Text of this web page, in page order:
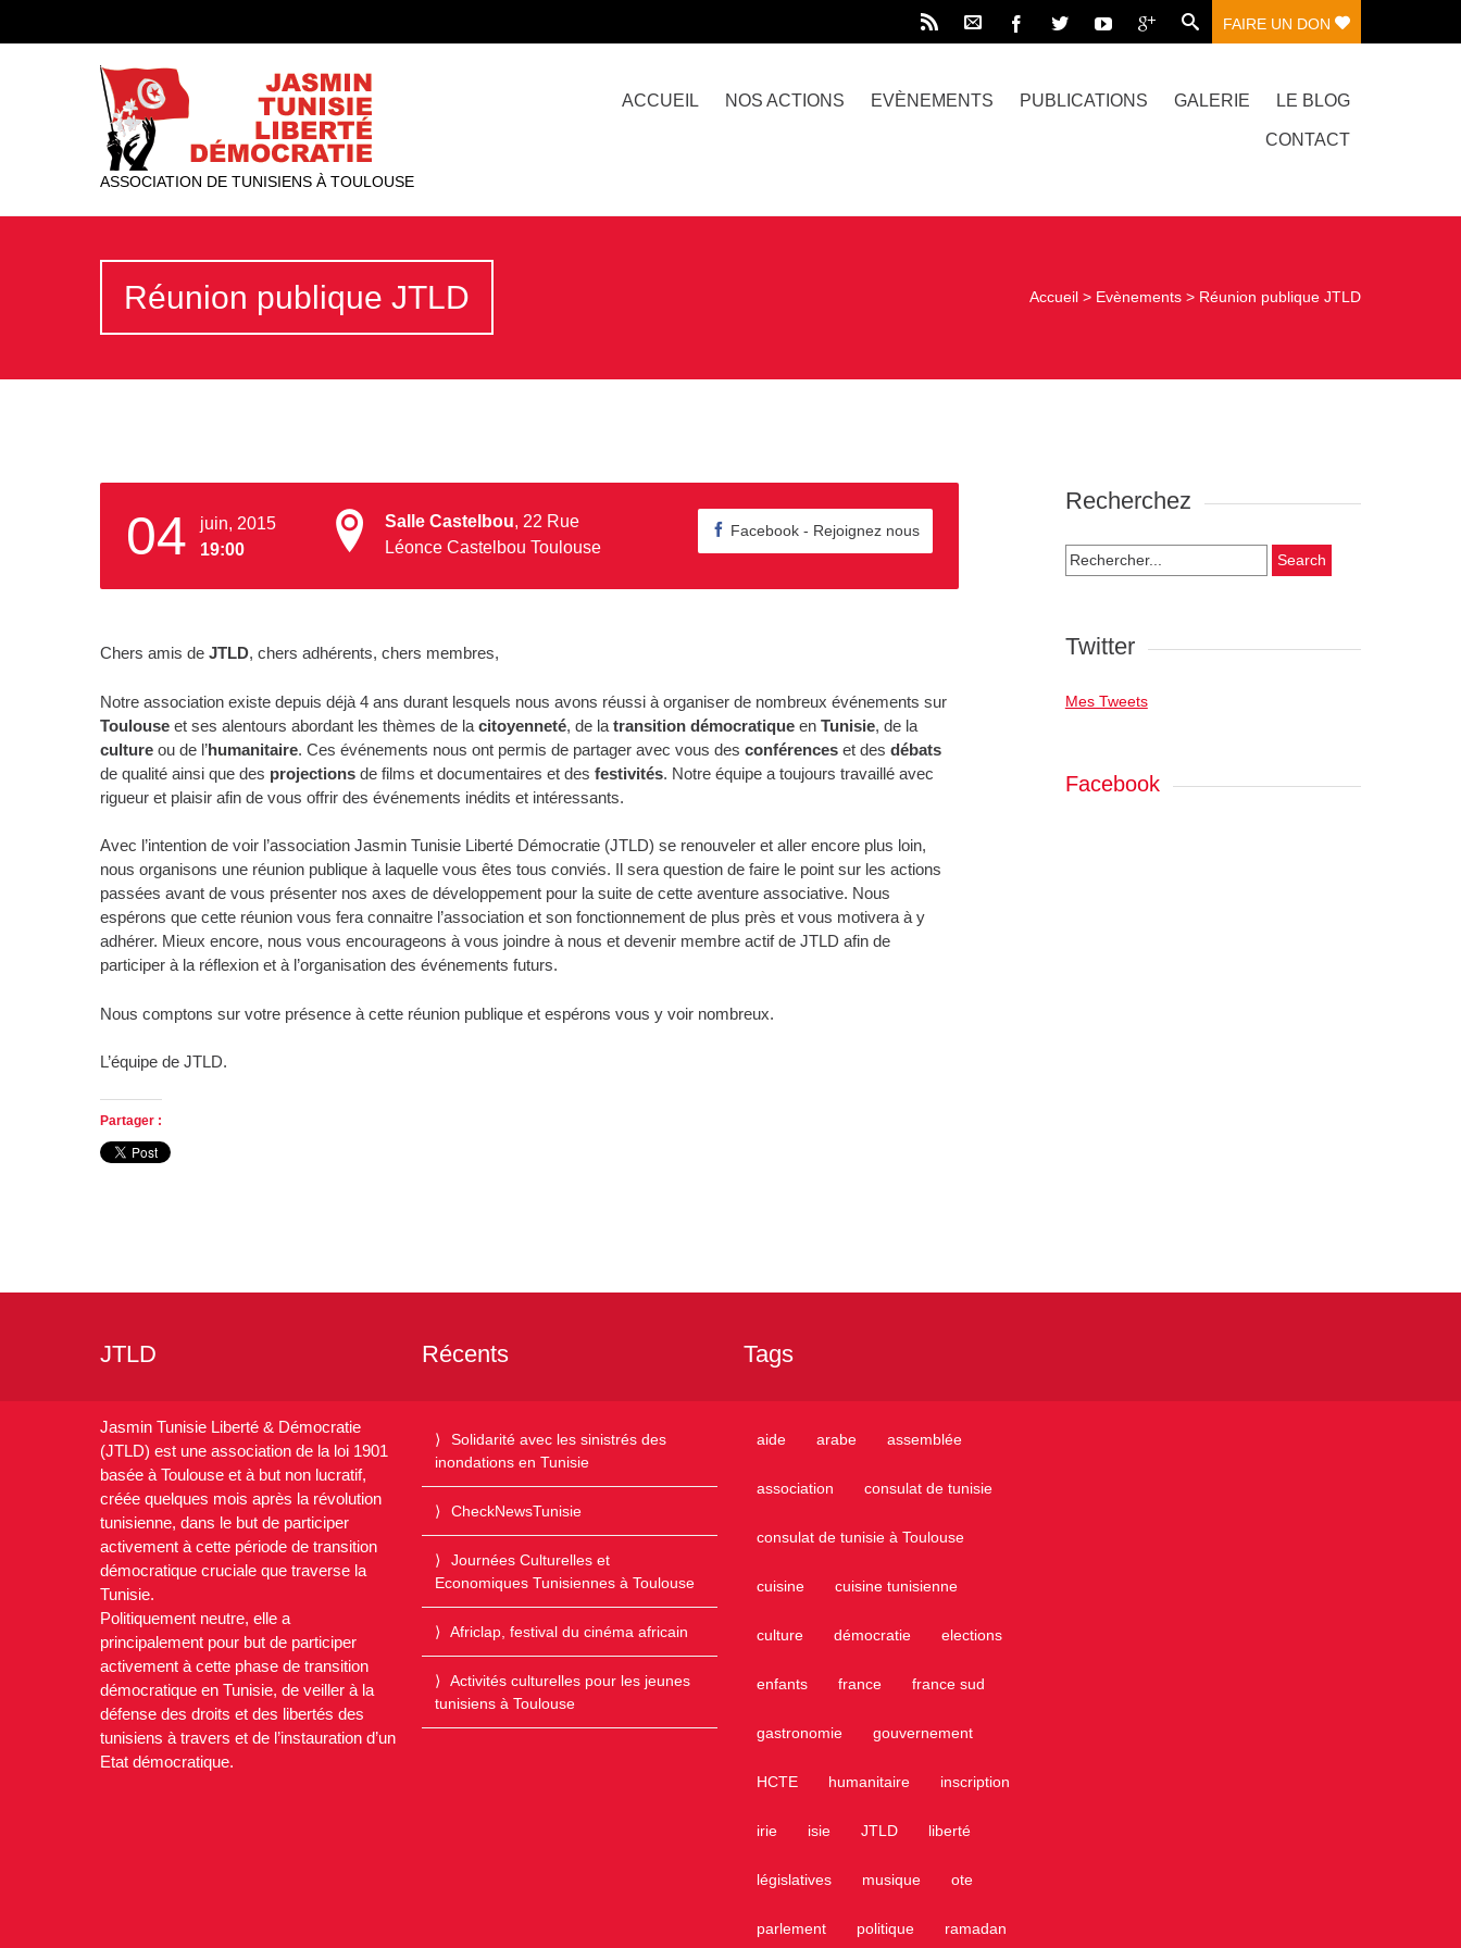
FAIRE UN DON
ASSOCIATION DE TUNISIENS À TOULOUSE
ACCUEIL NOS ACTIONS EVÈNEMENTS PUBLICATIONS GALERIE LE BLOG
CONTACT
Réunion publique JTLD Accueil > Evènements > Réunion publique JTLD
04
juin, 2015
19:00
Salle Castelbou, 22 Rue
Léonce Castelbou Toulouse
Facebook - Rejoignez nous
Chers amis de JTLD, chers adhérents, chers membres,
Notre association existe depuis déjà 4 ans durant lesquels nous avons réussi à organiser de nombreux événements sur
Toulouseet ses alentours abordant les thèmes de la citoyenneté, de la transition démocratiqueen Tunisie, de la
cultureou de l’humanitaire. Ces événements nous ont permis de partager avec vous des conférenceset des débats
de qualité ainsi que des projectionsde films et documentaires et des festivités. Notre équipe a toujours travaillé avec
rigueur et plaisir afin de vous offrir des événements inédits et intéressants.
Avec l’intention de voir l’association Jasmin Tunisie Liberté Démocratie (JTLD) se renouveler et aller encore plus loin,
nous organisons une réunion publique à laquelle vous êtes tous conviés. Il sera question de faire le point sur les actions
passées avant de vous présenter nos axes de développement pour la suite de cette aventure associative. Nous
espérons que cette réunion vous fera connaitre l’association et son fonctionnement de plus près et vous motivera à y
adhérer. Mieux encore, nous vous encourageons à vous joindre à nous et devenir membre actif de JTLD afin de
participer à la réflexion et à l’organisation des événements futurs.
Nous comptons sur votre présence à cette réunion publique et espérons vous y voir nombreux.
L’équipe de JTLD.
Partager :
Recherchez
Search
for:
Twitter
Mes Tweets
Facebook
JTLD
Jasmin Tunisie Liberté & Démocratie
(JTLD) est une association de la loi 1901
basée à Toulouse et à but non lucratif,
créée quelques mois après la révolution
tunisienne, dans le but de participer
activement à cette période de transition
démocratique cruciale que traverse la
Tunisie.
Politiquement neutre, elle a
principalement pour but de participer
activement à cette phase de transition
démocratique en Tunisie, de veiller à la
défense des droits et des libertés des
tunisiens à travers et de l’instauration d’un
Etat démocratique.
Récents
Solidarité avec les sinistrés des
inondations en Tunisie
CheckNewsTunisie
Journées Culturelles et
Economiques Tunisiennes à Toulouse
Africlap, festival du cinéma africain
Activités culturelles pour les jeunes
tunisiens à Toulouse
Tags
aide arabe assemblée
association consulat de tunisie
consulat de tunisie à Toulouse
cuisine cuisine tunisienne
culture démocratie elections
enfants france france sud
gastronomie gouvernement
HCTE humanitaire inscription
irie isie JTLD liberté
législatives musique ote
parlement politique ramadan